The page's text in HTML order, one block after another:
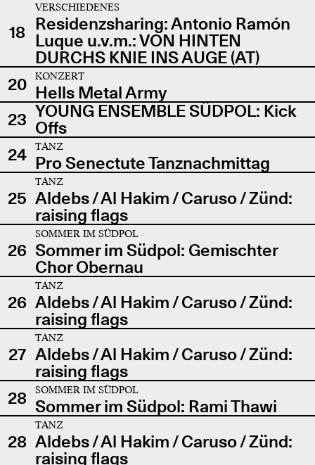
18
VERSCHIEDENES
Residenzsharing: Antonio Ramón
Luque u.v.m.: VON HINTEN
DURCHS KNIE INS AUGE (AT)
20
KONZERT
Hells Metal Army
23 YOUNG ENSEMBLE SÜDPOL: Kick
Offs
24
TANZ
Pro Senectute Tanznachmittag
25
TANZ
Aldebs / Al Hakim / Caruso / Zünd:
raising flags
26
SOMMER IM SÜDPOL
Sommer im Südpol: Gemischter
Chor Obernau
26
TANZ
Aldebs / Al Hakim / Caruso / Zünd:
raising flags
27
TANZ
Aldebs / Al Hakim / Caruso / Zünd:
raising flags
28
SOMMER IM SÜDPOL
Sommer im Südpol: Rami Thawi
28
TANZ
Aldebs / Al Hakim / Caruso / Zünd:
raising flags